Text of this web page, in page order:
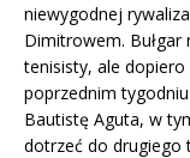
niewygodnej
Dimitrowem.
tenisisty, ale
poprzednim
Bautistę Aguta, w
dotrzeć do drugiego